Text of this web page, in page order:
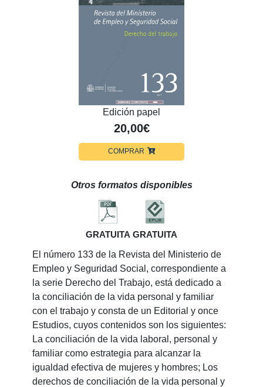
Edición papel
20,00€
COMPRAR
Otros formatos disponibles
GRATUITA GRATUITA
El número 133 de la Revista del Ministerio de
Empleo y Seguridad Social, correspondiente a
la serie Derecho del Trabajo, está dedicado a
la conciliación de la vida personal y familiar
con el trabajo y consta de un Editorial y once
Estudios, cuyos contenidos son los siguientes:
La conciliación de la vida laboral, personal y
familiar como estrategia para alcanzar la
igualdad efectiva de mujeres y hombres; Los
derechos de conciliación de la vida personal y